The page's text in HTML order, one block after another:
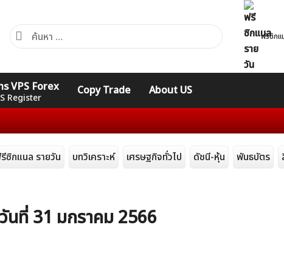
ค้นหา
สำหรับ:
ฟรีซิกแ
ร VPS Forex
Register
Copy Trade About US
คอร์ส
Expert Indicators
ซิกแนล รายวัน บทวิเคราะห์ เศรษฐกิจทั่วไป ดัชนี-หุ้น พันธบัตร
นที่ 31 มกราคม 2566